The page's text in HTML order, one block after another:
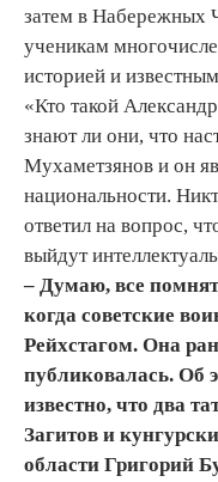
затем в Набережных
ученикам
историей и
«Кто такой
знают ли они, что
Мухаметзянов и он
национальности.
ответил на вопрос,
выйдут
– Думаю, все
когда советские
Рейхстагом. Она
публиковалась. Об
известно, что два
Загитов и
области Григорий